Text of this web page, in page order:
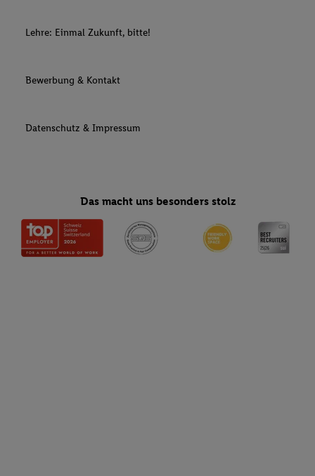
Lehre: Einmal Zukunft, bitte!
Bewerbung & Kontakt
Datenschutz & Impressum
Das macht uns besonders stolz